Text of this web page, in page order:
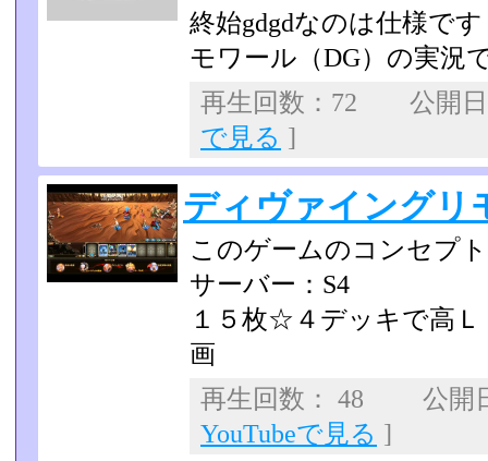
終始gdgdなのは仕様で
モワール（DG）の実況
再生回数：72 公開
で見る ]
ディヴァイングリ
このゲームのコンセプ
サーバー：S4
１５枚☆４デッキで高
画
再生回数： 48 公開
YouTubeで見る ]